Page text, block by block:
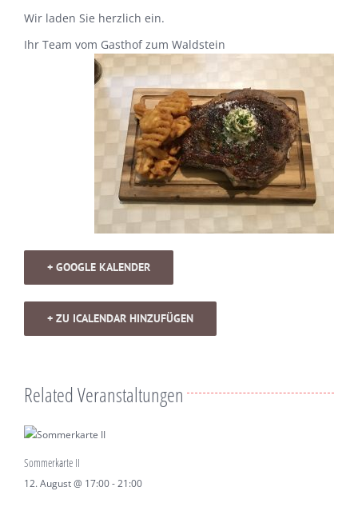
Wir laden Sie herzlich ein.
Ihr Team vom Gasthof zum Waldstein
+ GOOGLE KALENDER
+ ZU ICALENDAR HINZUFÜGEN
Related Veranstaltungen
Sommerkarte II
12. August @ 17:00-21:00